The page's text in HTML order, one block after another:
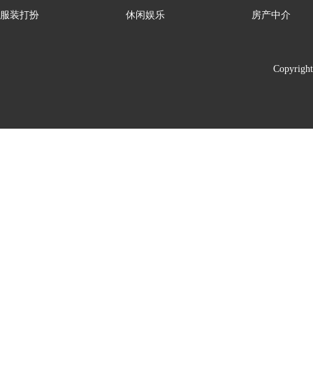
服装打扮
休闲娱乐
房产中介